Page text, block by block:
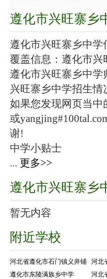
遵化市兴旺寨乡
遵化市兴旺寨乡中学
覆盖信息：遵化市
遵化市兴旺寨乡中
兴旺寨乡中学招生情
如果您发现网页当中
或
谢!
中学小贴士
... 更多>>
遵化市兴旺寨乡
暂无内容
附近学校
河北省遵化市石门镇义井铺 河北
遵化市东陵满族乡中学
河北